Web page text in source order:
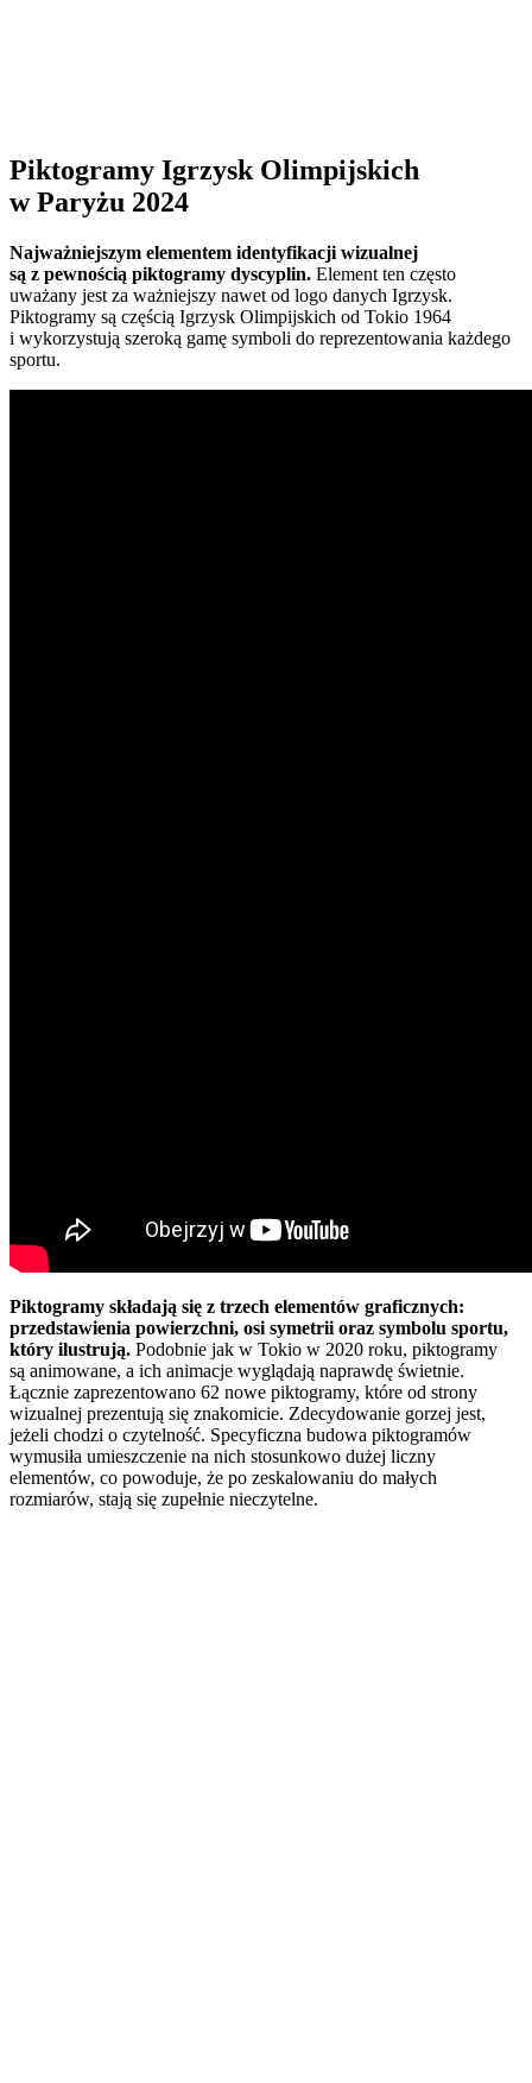
Piktogramy Igrzysk Olimpijskich
w Paryżu 2024
Najważniejszym elementem identyfikacji wizualnej
są z pewnością piktogramy dyscyplin. Element ten często
uważany jest za ważniejszy nawet od logo danych Igrzysk.
Piktogramy są częścią Igrzysk Olimpijskich od Tokio 1964
i wykorzystują szeroką gamę symboli do reprezentowania każdego
sportu.
Piktogramy składają się z trzech elementów graficznych:
przedstawienia powierzchni, osi symetrii oraz symbolu sportu,
który ilustrują. Podobnie jak w Tokio w 2020 roku, piktogramy
są animowane, a ich animacje wyglądają naprawdę świetnie.
Łącznie zaprezentowano 62 nowe piktogramy, które od strony
wizualnej prezentują się znakomicie. Zdecydowanie gorzej jest,
jeżeli chodzi o czytelność. Specyficzna budowa piktogramów
wymusiła umieszczenie na nich stosunkowo dużej liczny
elementów, co powoduje, że po zeskalowaniu do małych
rozmiarów, stają się zupełnie nieczytelne.